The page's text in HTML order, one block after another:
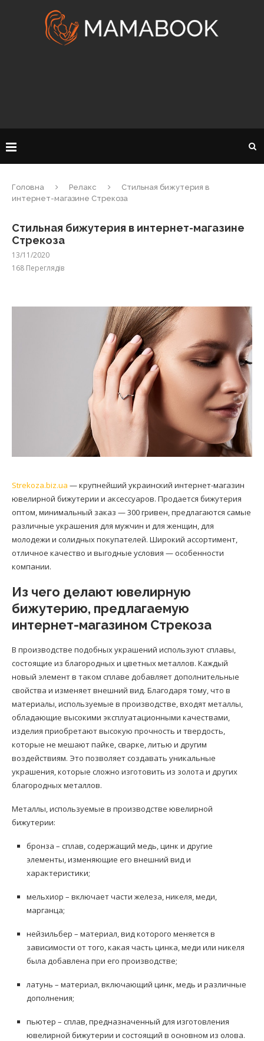
Головна Релакс
Стильная бижутерия в
интернет-магазине Стрекоза
Стильная бижутерия в интернет-магазине
Стрекоза
13/11/2020
168 Переглядів
Strekoza.biz.ua — крупнейший украинский интернет-магазин
ювелирной бижутерии и аксессуаров. Продается бижутерия
оптом, минимальный заказ — 300 гривен, предлагаются самые
различные украшения для мужчин и для женщин, для
молодежи и солидных покупателей. Широкий ассортимент,
отличное качество и выгодные условия — особенности
компании.
Из чего делают ювелирную
бижутерию, предлагаемую
интернет-магазином Стрекоза
В производстве подобных украшений используют сплавы,
состоящие из благородных и цветных металлов. Каждый
новый элемент в таком сплаве добавляет дополнительные
свойства и изменяет внешний вид. Благодаря тому, что в
материалы, используемые в производстве, входят металлы,
обладающие высокими эксплуатационными качествами,
изделия приобретают высокую прочность и твердость,
которые не мешают пайке, сварке, литью и другим
воздействиям. Это позволяет создавать уникальные
украшения, которые сложно изготовить из золота и других
благородных металлов.
Металлы, используемые в производстве ювелирной
бижутерии:
бронза – сплав, содержащий медь, цинк и другие
элементы, изменяющие его внешний вид и
характеристики;
мельхиор – включает части железа, никеля, меди,
марганца;
нейзильбер – материал, вид которого меняется в
зависимости от того, какая часть цинка, меди или никеля
была добавлена при его производстве;
латунь – материал, включающий цинк, медь и различные
дополнения;
пьютер – сплав, предназначенный для изготовления
ювелирной бижутерии и состоящий в основном из олова.